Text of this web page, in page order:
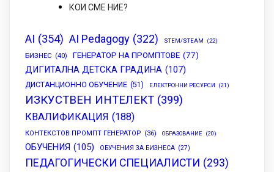
КОИ СМЕ НИЕ?
AI (354) AI Pedagogy (322) STEM/STEAM (22)
БИЗНЕС (40) ГЕНЕРАТОР НА ПРОМПТОВЕ (77)
ДИГИТАЛНА ДЕТСКА ГРАДИНА (107)
ДИСТАНЦИОННО ОБУЧЕНИЕ (51) ЕЛЕКТРОННИ РЕСУРСИ (21)
ИЗКУСТВЕН ИНТЕЛЕКТ (399)
КВАЛИФИКАЦИЯ (188)
КОНТЕКСТОВ ПРОМПТ ГЕНЕРАТОР (36) ОБРАЗОВАНИЕ (20)
ОБУЧЕНИЯ (105) ОБУЧЕНИЯ ЗА БИЗНЕСА (27)
ПЕДАГОГИЧЕСКИ СПЕЦИАЛИСТИ (293)